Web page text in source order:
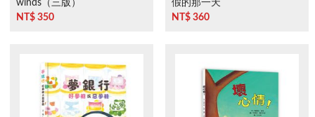
winds（三版）
NT$ 350
假的那一天
NT$ 360